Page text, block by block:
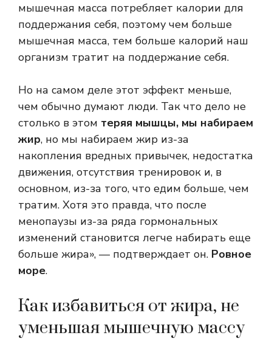
мышечная масса потребляет калории для
поддержания себя, поэтому чем больше
мышечная масса, тем больше калорий наш
организм тратит на поддержание себя.
Но на самом деле этот эффект меньше,
чем обычно думают люди. Так что дело не
столько в этом теряя мышцы, мы набираем
жир, но мы набираем жир из-за
накопления вредных привычек, недостатка
движения, отсутствия тренировок и, в
основном, из-за того, что едим больше, чем
тратим. Хотя это правда, что после
менопаузы из-за ряда гормональных
изменений становится легче набирать еще
больше жира», — подтверждает он. Ровное
море.
Как избавиться от жира, не
уменьшая мышечную массу